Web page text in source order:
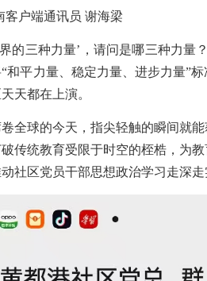
客户端通讯员 谢海梁
的三种力量’，请问是哪三种力量
和平力量、稳定力量、进步力量”
天都在上演。
全球的今天，指尖轻触的瞬间就
传统教育受限于时空的桎梏，为
社区党员干部思想政治学习走深走